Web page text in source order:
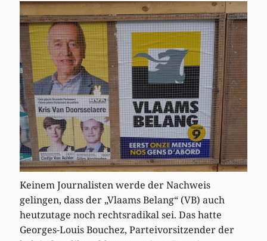
Keinem Journalisten werde der Nachweis
gelingen, dass der „Vlaams Belang“ (VB) auch
heutzutage noch rechtsradikal sei. Das hatte
Georges-Louis Bouchez, Parteivorsitzender der